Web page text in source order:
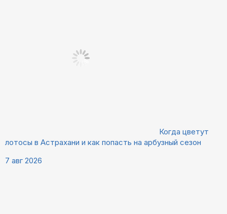
Когда цветут
лотосы в Астрахани и как попасть на арбузный сезон
7 авг 2026